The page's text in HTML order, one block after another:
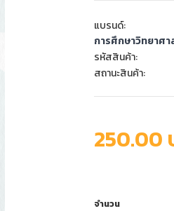
แบรนด์:
การศึกษาวิทยาศ
รหัสสินค้า:
สถานะสินค้า:
250.00
จำนวน